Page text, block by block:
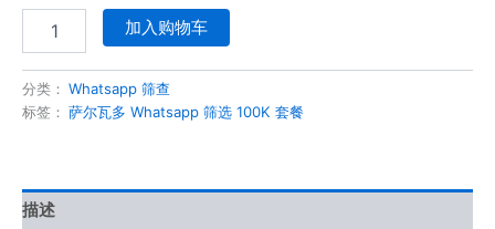
量
加入购物车
分类： Whatsapp 筛查
标签： 萨尔瓦多 Whatsapp 筛选 100K 套餐
描述